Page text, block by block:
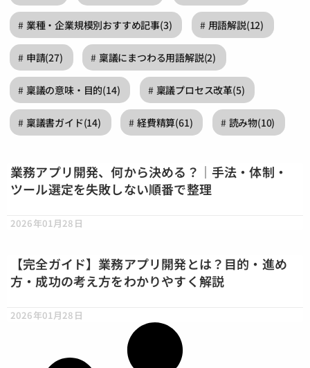
業種・企業規模別おすすめ記事(3) 用語解説(12)
申請(27) 稟議にまつわる用語解説(2)
稟議の意味・目的(14) 稟議プロセス改革(5)
稟議書ガイド(14) 経費精算(61) 読み物(10)
業務アプリ開発、何から決める？｜手法・体制・
ツール選定を失敗しない順番で整理
2026年01月28日
【完全ガイド】業務アプリ開発とは？目的・進め
方・成功の考え方をわかりやすく解説
2026年01月28日